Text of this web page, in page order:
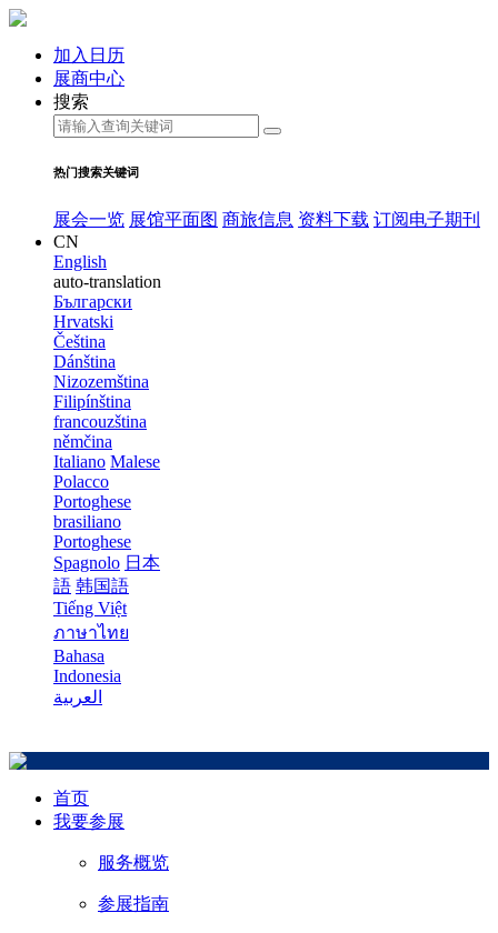
加入日历
展商中心
搜索
热门搜索关键词
展会一览 展馆平面图 商旅信息 资料下载 订阅电子期刊
CN
English
auto-translation
Български
Hrvatski
Čeština
Dánština
Nizozemština
Filipínština
francouzština
němčina
Italiano Malese
Polacco
Portoghese
brasiliano
Portoghese
Spagnolo 日本
語 韩国語
Tiếng Việt
ภาษาไทย
Bahasa
Indonesia
العربية
首页
我要参展
服务概览
参展指南